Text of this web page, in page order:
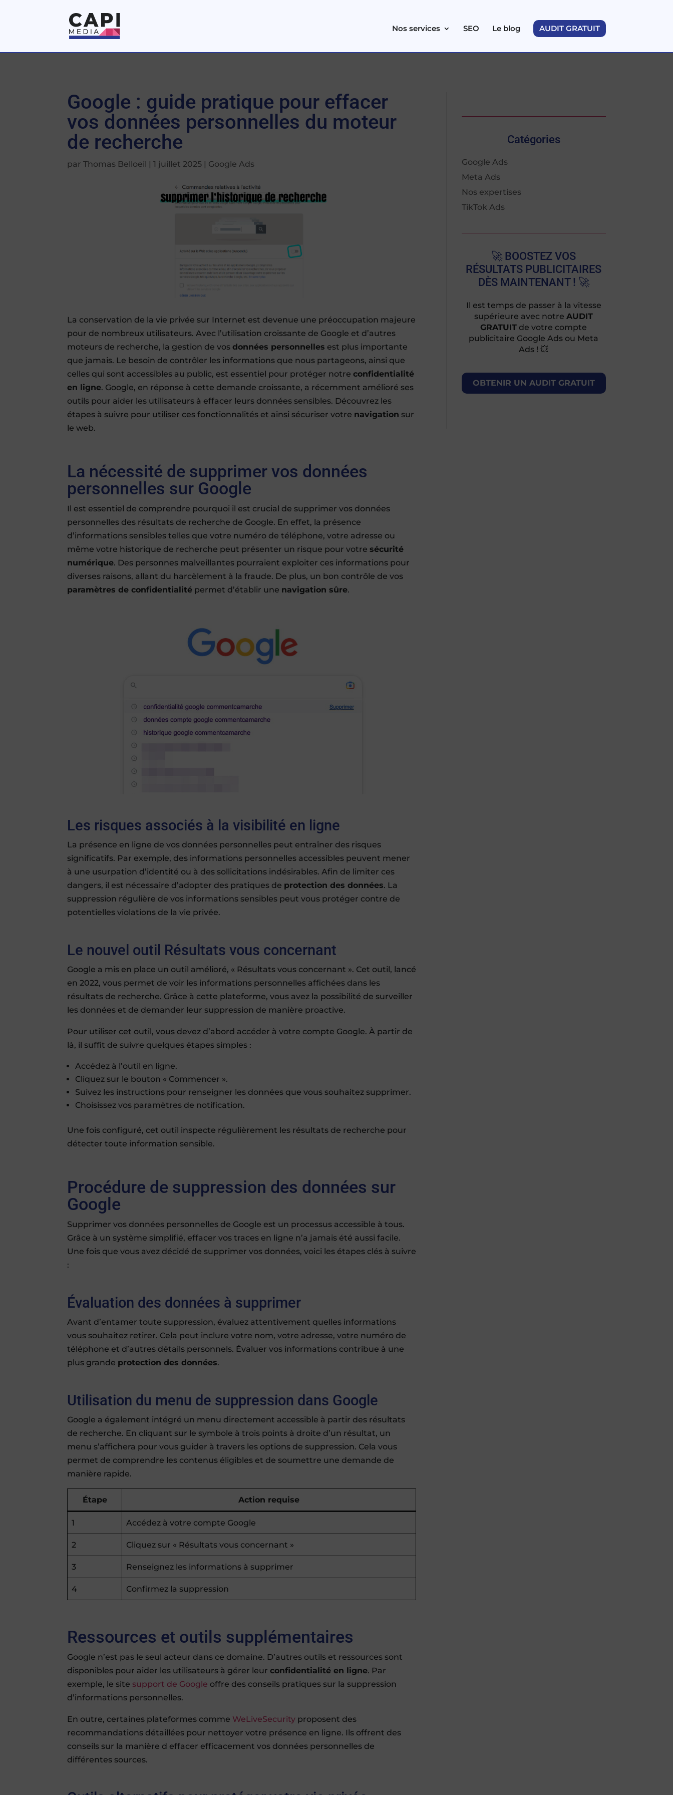
Nos services SEO Le blog AUDIT GRATUIT
Google : guide pratique pour effacer
vos données personnelles du moteur
de recherche
parThomas Belloeil |1 juillet 2025 | Google Ads
La conservation de la vie privée sur Internet est devenue une préoccupation majeure
pour de nombreux utilisateurs. Avec l’utilisation croissante de Google et d’autres
moteurs de recherche, la gestion de vosdonnées personnelles est plus importante
que jamais. Le besoin de contrôler les informations que nous partageons, ainsi que
celles qui sont accessibles au public, est essentiel pour protéger notreconfidentialité
en ligne. Google, en réponse à cette demande croissante, a récemment amélioré ses
outils pour aider les utilisateurs à effacer leurs données sensibles. Découvrez les
étapes à suivre pour utiliser ces fonctionnalités et ainsi sécuriser votre navigation sur
le web.
La nécessité de supprimer vos données
personnelles sur Google
Il est essentiel de comprendre pourquoi il est crucial de supprimer vos données
personnelles des résultats de recherche de Google. En effet, la présence
d’informations sensibles telles que votre numéro de téléphone, votre adresse ou
même votre historique de recherche peut présenter un risque pour votresécurité
numérique. Des personnes malveillantes pourraient exploiter ces informations pour
diverses raisons, allant du harcèlement à la fraude. De plus, un bon contrôle de vos
paramètres de confidentialité permet d’établir une navigation sûre.
Les risques associés à la visibilité en ligne
La présence en ligne de vos données personnelles peut entraîner des risques
significatifs. Par exemple, des informations personnelles accessibles peuvent mener
à une usurpation d’identité ou à des sollicitations indésirables. Afin de limiter ces
dangers, il est nécessaire d’adopter des pratiques de protection des données. La
suppression régulière de vos informations sensibles peut vous protéger contre de
potentielles violations de la vie privée.
Le nouvel outil Résultats vous concernant
Google a mis en place un outil amélioré, « Résultats vous concernant ». Cet outil, lancé
en 2022, vous permet de voir les informations personnelles affichées dans les
résultats de recherche. Grâce à cette plateforme, vous avez la possibilité de surveiller
les données et de demander leur suppression de manière proactive.
Pour utiliser cet outil, vous devez d’abord accéder à votre compte Google. À partir de
là, il suffit de suivre quelques étapes simples :
Accédez à l’outil en ligne.
Cliquez sur le bouton « Commencer ».
Suivez les instructions pour renseigner les données que vous souhaitez supprimer.
Choisissez vos paramètres de notification.
Une fois configuré, cet outil inspecte régulièrement les résultats de recherche pour
détecter toute information sensible.
Procédure de suppression des données sur
Google
Supprimer vos données personnelles de Google est un processus accessible à tous.
Grâce à un système simplifié, effacer vos traces en ligne n’a jamais été aussi facile.
Une fois que vous avez décidé de supprimer vos données, voici les étapes clés à suivre
:
Évaluation des données à supprimer
Avant d’entamer toute suppression, évaluez attentivement quelles informations
vous souhaitez retirer. Cela peut inclure votre nom, votre adresse, votre numéro de
téléphone et d’autres détails personnels. Évaluer vos informations contribue à une
plus grande protection des données.
Utilisation du menu de suppression dans Google
Google a également intégré un menu directement accessible à partir des résultats
de recherche. En cliquant sur le symbole à trois points à droite d’un résultat, un
menu s’affichera pour vous guider à travers les options de suppression. Cela vous
permet de comprendre les contenus éligibles et de soumettre une demande de
manière rapide.
Étape Action requise
1 Accédez à votre compte Google
2 Cliquez sur « Résultats vous concernant »
3 Renseignez les informations à supprimer
4 Confirmez la suppression
Ressources et outils supplémentaires
Google n’est pas le seul acteur dans ce domaine. D’autres outils et ressources sont
disponibles pour aider les utilisateurs à gérer leurconfidentialité en ligne. Par
exemple, le site support de Google offre des conseils pratiques sur la suppression
d’informations personnelles.
En outre, certaines plateformes comme WeLiveSecurity proposent des
recommandations détaillées pour nettoyer votre présence en ligne. Ils offrent des
conseils sur la manière d effacer efficacement vos données personnelles de
différentes sources.
Catégories
Google Ads
Meta Ads
Nos expertises
TikTok Ads
🚀 BOOSTEZ VOS
RÉSULTATS PUBLICITAIRES
DÈS MAINTENANT ! 🚀
Il est temps de passer à la vitesse
supérieure avec notreAUDIT
GRATUIT de votre compte
publicitaire Google Ads ou Meta
Ads ! 💥
OBTENIR UN AUDIT GRATUIT